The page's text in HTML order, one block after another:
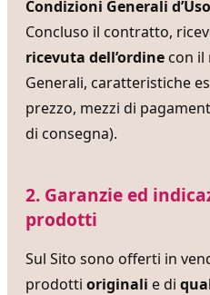
Condizioni Generali d’Uso
Concluso il contratto,
ricevuta dell’ordine con il
Generali, caratteristiche
prezzo, mezzi di
di consegna).
2. Garanzie ed
prodotti
Sul Sito sono offerti in
prodotti originali e di